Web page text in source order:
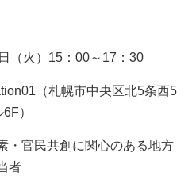
（火）15：00～17：30
（札幌市中央区北5条西5
）
・官民共創に関心のある地方
者